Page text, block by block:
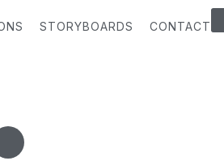
STORYBOARDS CONTACT